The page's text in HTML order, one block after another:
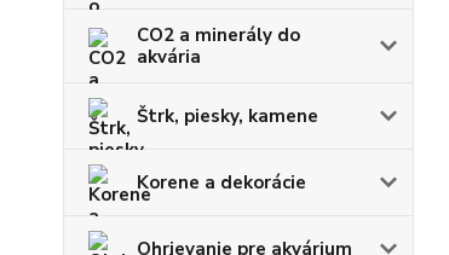
CO2 a minerály do
akvária
Štrk, piesky, kamene
Korene a dekorácie
Ohrievanie pre akvárium